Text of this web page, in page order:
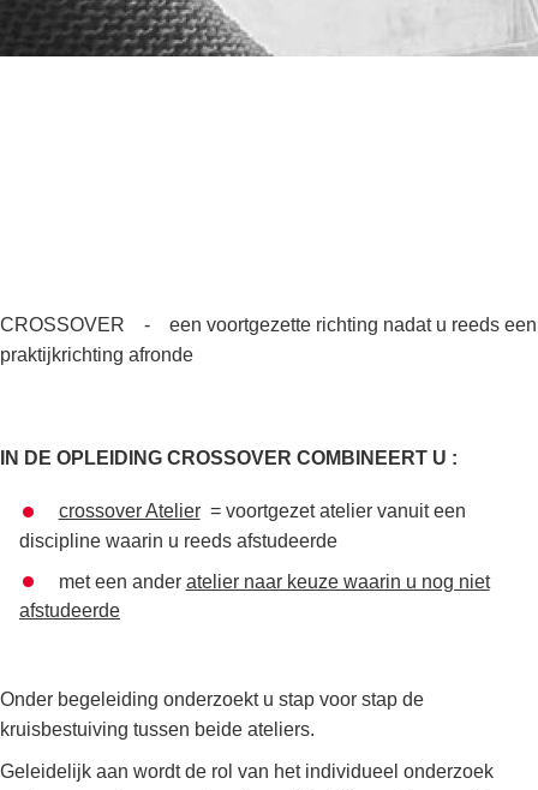
CROSSOVER - een voortgezette richting nadat u reeds een
praktijkrichting afronde
IN DE OPLEIDING CROSSOVER COMBINEERT U :
crossover Atelier= voortgezet atelier vanuit een
discipline waarin u reeds afstudeerde
met een ander atelier naar keuze waarin u nog niet
afstudeerde
Onder begeleiding onderzoekt u stap voor stap de
kruisbestuiving tussen beide ateliers.
Geleidelijk aan wordt de rol van het individueel onderzoek